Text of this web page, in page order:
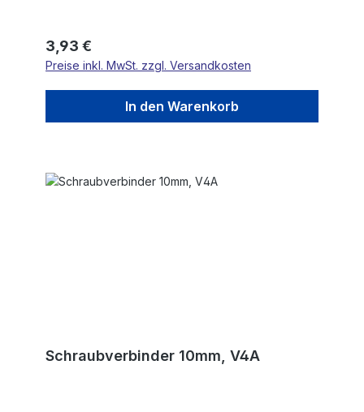
Regulärer Preis:
3,93 €
Preise inkl. MwSt. zzgl. Versandkosten
In den Warenkorb
Schraubverbinder 10mm, V4A